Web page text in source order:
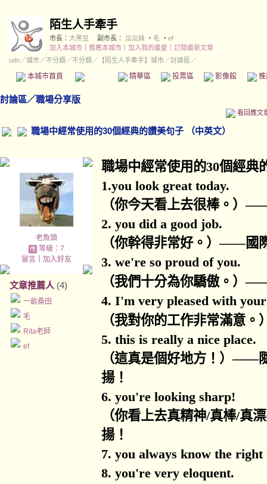
陌生人手牽手
市長： 大黑豆 副市長： 瓜瓜妹 、 毛 、 ef
加入本城市
推薦本城市 加入我的最愛
訂閱最新文章
udn／城市／不分類 ／不分類 ／ 【陌生人手牽手】城市／討論區／
本城市首頁 精華區 投票區 影像館
討論區／職場分享版
看回應文
職場中經常使用的30個經典的讚美句子 （中英文）
老魚頭
等級：7
留言｜ 加入好友
文章推薦人 (4)
一畝桑田
毛
Rita老師
ef
職場中經常使用的30個經典
1.you look great today.
（你今天看上去很棒。）
2. you did a good job.
（你幹得非常好。）——國
3. we're so proud of you.
（我們十分為你驕傲。）
4. I'm very pleased with
（我對你的工作非常滿意。
5. this is really a nice place.
（這真是個好地方！）——
揚！
6. you're looking sharp!
（你看上去真精神/真棒/真
揚！
7. you always know the right
8. you're very eloquent.